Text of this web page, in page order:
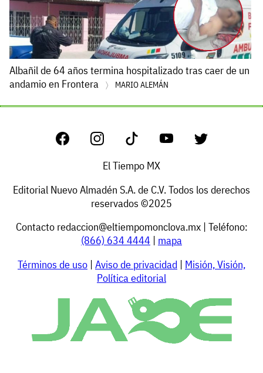
Albañil de 64 años termina hospitalizado tras caer de un
andamio en Frontera
MARIO ALEMÁN
El Tiempo MX
Editorial Nuevo Almadén S.A. de C.V. Todos los derechos
reservados ©2025
Contacto redaccion@eltiempomonclova.mx| Teléfono:
(866) 634 4444 | mapa
Términos de uso | Aviso de privacidad | Misión, Visión,
Política editorial